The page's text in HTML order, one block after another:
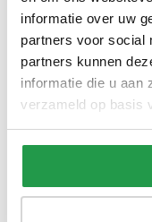
informatie over uw
partners voor social
partners kunnen
informatie die u aan
verzameld op basis
Kindermatras
Ca. 2 tot 3 weken
159,- 109,-